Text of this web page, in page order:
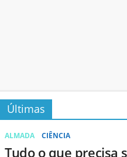
Últimas
ALMADA CIÊNCIA
Tudo o que precisa